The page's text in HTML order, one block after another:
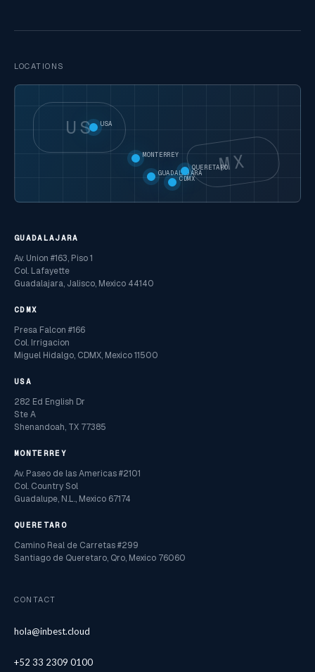
LOCATIONS
US
MX
USA
MONTERREY
GUADALAJARA
CDMX
QUERETARO
GUADALAJARA
Av. Union #163, Piso 1
Col. Lafayette
Guadalajara, Jalisco, Mexico 44140
CDMX
Presa Falcon #166
Col. Irrigacion
Miguel Hidalgo, CDMX, Mexico 11500
USA
282 Ed English Dr
Ste A
Shenandoah, TX 77385
MONTERREY
Av. Paseo de las Americas #2101
Col. Country Sol
Guadalupe, N.L., Mexico 67174
QUERETARO
Camino Real de Carretas #299
Santiago de Queretaro, Qro, Mexico 76060
CONTACT
hola@inbest.cloud
+52 33 2309 0100